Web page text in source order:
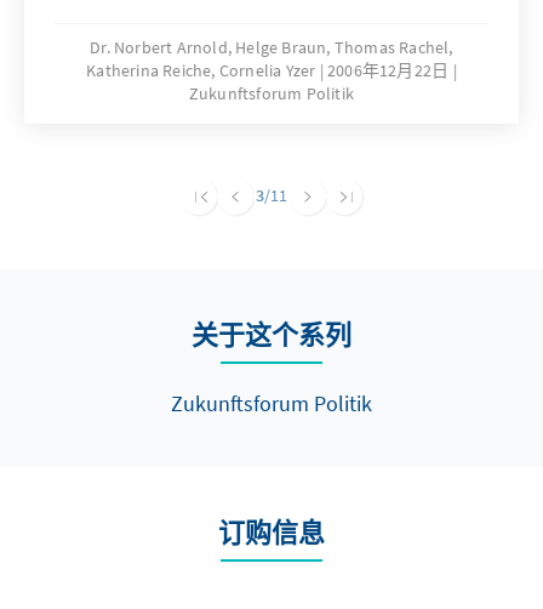
Sparzwänge sichern? Wie lässt sich die
Effizienz steigern, welchen Zielen soll Medizin
dienen? Gesundheitsforschung kann zu
Dr. Norbert Arnold, Helge Braun, Thomas Rachel,
Katherina Reiche, Cornelia Yzer 2006年12月22日
Zukunftsforum Politik
3/11
关于这个系列
Zukunftsforum Politik
订购信息